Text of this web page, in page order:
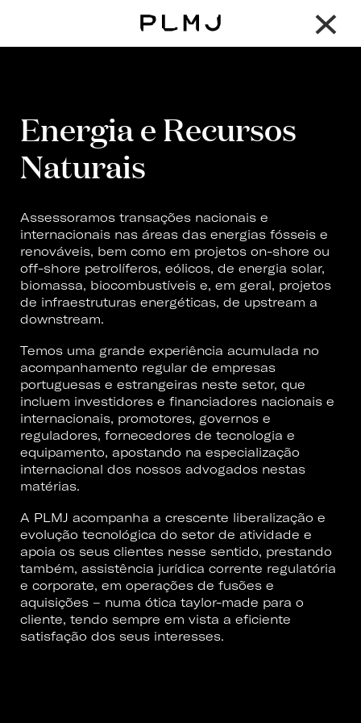
×
Energia e Recursos
Naturais
Assessoramos transações nacionais e
internacionais nas áreas das energias fósseis e
renováveis, bem como em projetos on-shore ou
off-shore petrolíferos, eólicos, de energia solar,
biomassa, biocombustíveis e, em geral, projetos
de infraestruturas energéticas, de upstream a
downstream.
Temos uma grande experiência acumulada no
acompanhamento regular de empresas
portuguesas e estrangeiras neste setor, que
incluem investidores e financiadores nacionais e
internacionais, promotores, governos e
reguladores, fornecedores de tecnologia e
equipamento, apostando na especialização
internacional dos nossos advogados nestas
matérias.
A PLMJ acompanha a crescente liberalização e
evolução tecnológica do setor de atividade e
apoia os seus clientes nesse sentido, prestando
também, assistência jurídica corrente regulatória
e corporate, em operações de fusões e
aquisições – numa ótica taylor-made para o
cliente, tendo sempre em vista a eficiente
satisfação dos seus interesses.